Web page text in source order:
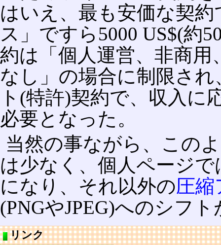
はいえ、最も安価な契
ス」ですら5000 US$(約
約は「個人運営、非商
なし」の場合に制限さ
ト(特許)契約で、収入に
必要となった。
当然の事ながら、この
は少なく、個人ページ
になり、それ以外の圧縮
(PNGやJPEG)へのシフ
リンク